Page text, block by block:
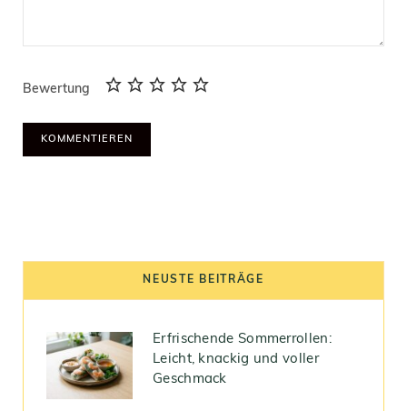
Bewertung
NEUSTE BEITRÄGE
Erfrischende Sommerrollen:
Leicht, knackig und voller
Geschmack